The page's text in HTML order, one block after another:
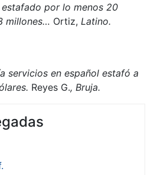
por lo menos 20
millones… Ortiz, Latino.
servicios en español estafó a
Reyes G., Bruja.